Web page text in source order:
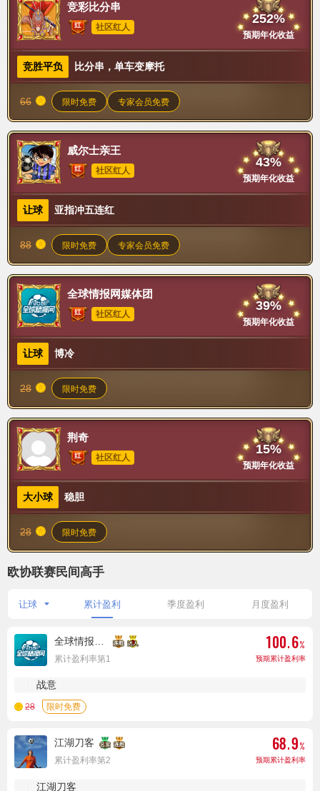
竞彩比分串
社区红人
252%
预期年化收益
竞胜平负 比分串，单车变摩托
66 限时免费 专家会员免费
威尔士亲王
社区红人
43%
预期年化收益
让球 亚指冲五连红
88 限时免费 专家会员免费
全球情报网媒体团
社区红人
39%
预期年化收益
让球 博冷
28 限时免费
荆奇
社区红人
15%
预期年化收益
大小球 稳胆
28 限时免费
欧协联赛民间高手
让球 累计盈利 季度盈利 月度盈利
累计盈利率第1 预期累计盈利率
战意
28
江湖刀客
累计盈利率第2 预期累计盈利率
江湖刀客